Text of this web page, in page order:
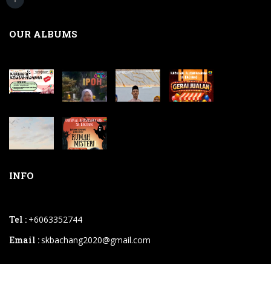
OUR ALBUMS
INFO
Tel : +6063352744
Email :skbachang2020@gmail.com